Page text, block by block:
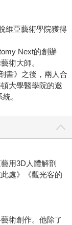
維亞藝術學院獲得
Next的創辦
術大師。
書》之後，兩人合
大學醫學院的邀
。
用3D人體解剖
處》《觀光客的
術創作。他除了